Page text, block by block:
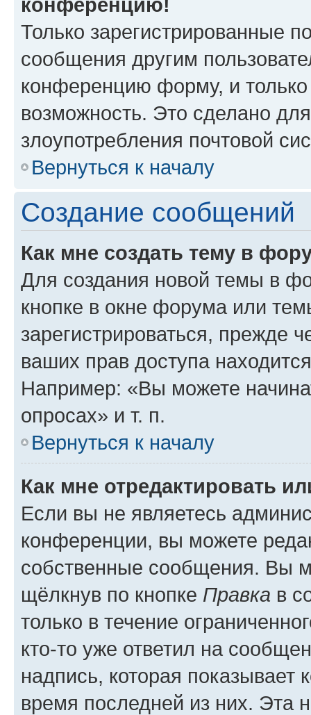
Только зарегистрированные
сообщения другим
конференцию форму, и
возможность. Это сделано
злоупотребления почтовой
Вернуться к началу
Создание сообщений
Как мне создать тему в
Для создания новой темы в
кнопке в окне форума или
зарегистрироваться, прежде
ваших прав доступа
Например: «Вы можете
опросах» и т. п.
Вернуться к началу
Как мне отредактировать
Если вы не являетесь
конференции, вы можете
собственные сообщения. Вы
щёлкнув по кнопке Правка в
только в течение
кто-то уже ответил на
надпись, которая показывает
время последней из них. Эта